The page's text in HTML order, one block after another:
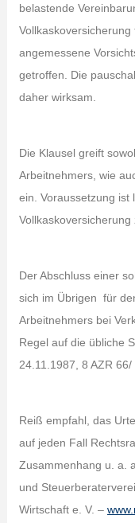
belastende
angemessene
getroffen. Die
daher wirksam.
Die Klausel greift
Arbeitnehmers, wie
ein. Voraussetzung ist
Vollkaskoversicherung
Der Abschluss einer
sich im Übrigen für
Arbeitnehmers bei
Regel auf die übliche
24.11.1987, 8 AZR 66/
Reiß empfahl, das
auf jeden Fall
Zusammenhang u. a.
und
Wirtschaft e. V. –